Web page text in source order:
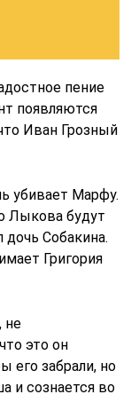
пение
появляются
Иван Грозный
убивает Марфу.
Лыкова будут
дочь Собакина.
Григория
не
это он
его забрали, но
и сознается во